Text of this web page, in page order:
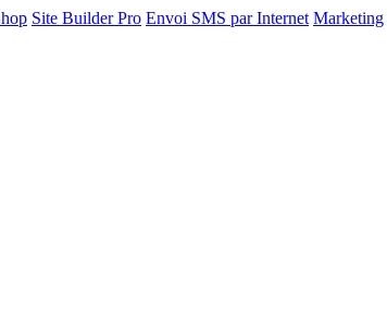
Site Builder Pro Envoi SMS par Internet Marketing